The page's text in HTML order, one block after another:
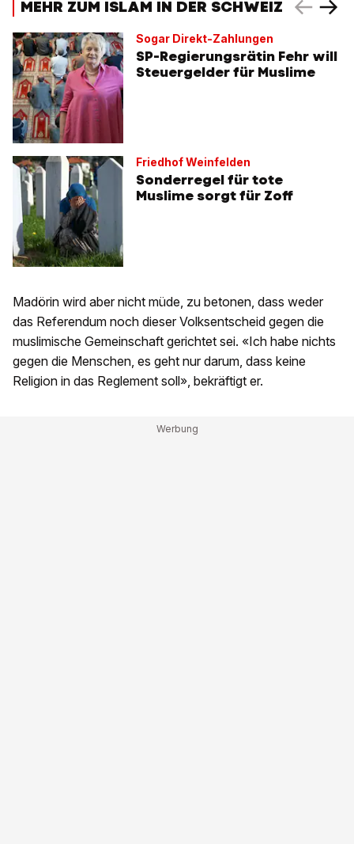
MEHR ZUM ISLAM IN DER SCHWEIZ
Sogar Direkt-Zahlungen
SP-Regierungsrätin Fehr will
Steuergelder für Muslime
Friedhof Weinfelden
Sonderregel für tote
Muslime sorgt für Zoff
Madörin wird aber nicht müde, zu betonen, dass weder
das Referendum noch dieser Volksentscheid gegen die
muslimische Gemeinschaft gerichtet sei. «Ich habe nichts
gegen die Menschen, es geht nur darum, dass keine
Religion in das Reglement soll», bekräftigt er.